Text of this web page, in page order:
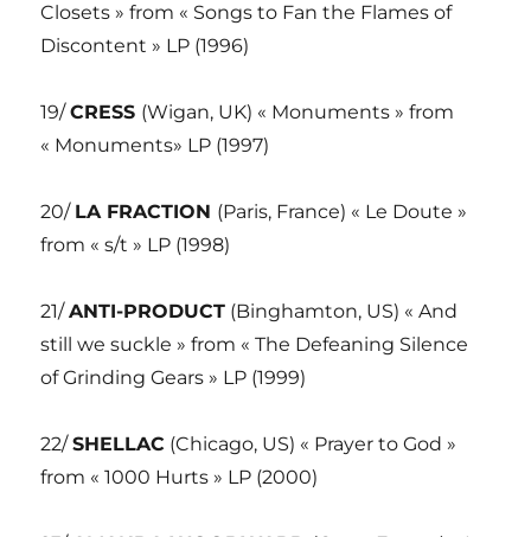
Closets » from « Songs to Fan the Flames of
Discontent » LP (1996)
19/CRESS (Wigan, UK) « Monuments » from
« Monuments» LP (1997)
20/ LA FRACTION (Paris, France) « Le Doute »
from « s/t » LP (1998)
21/ANTI-PRODUCT (Binghamton, US) « And
still we suckle » from « The Defeaning Silence
of Grinding Gears » LP (1999)
22/SHELLAC (Chicago, US) « Prayer to God »
from « 1000 Hurts » LP (2000)